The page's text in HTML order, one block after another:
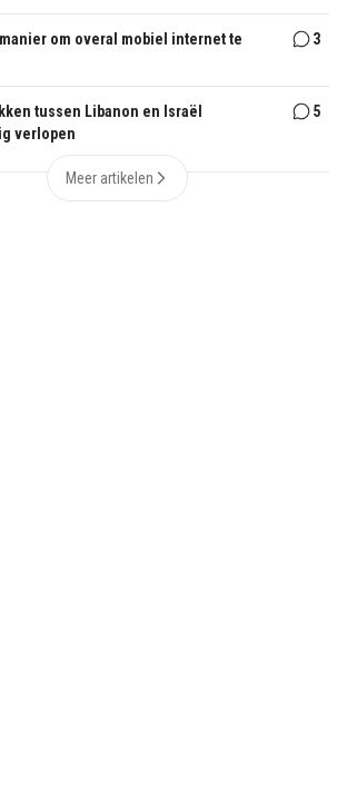
om overal mobiel internet te
3
tussen Libanon en Israël
verlopen
5
Meer artikelen